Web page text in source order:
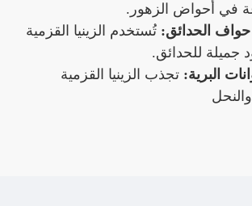
في أحواض الزهور.
الحدائق: تُستخدم الزينيا القزمية
جميلة للحدائق.
البرية: تجذب الزينيا القزمية
والنحل